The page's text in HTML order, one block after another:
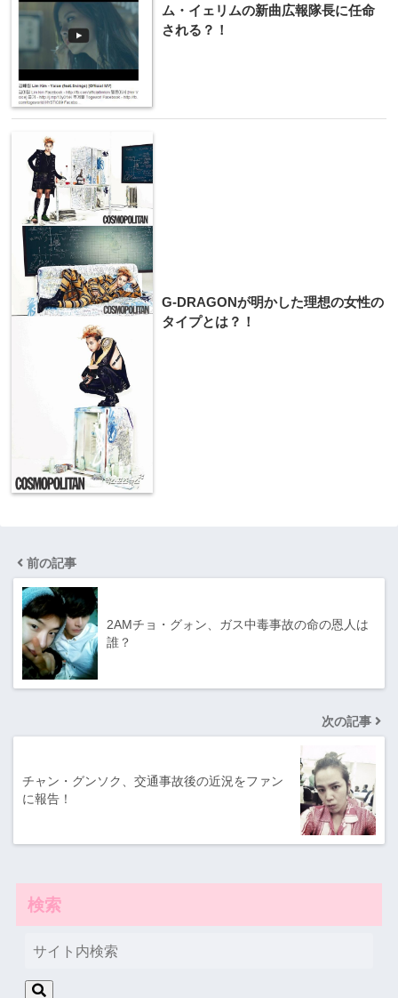
ム・イェリムの新曲広報隊長に任命
される？！
G-DRAGONが明かした理想の女性の
タイプとは？！
前の記事
2AMチョ・グォン、ガス中毒事故の命の恩人は
誰？
次の記事
チャン・グンソク、交通事故後の近況をファン
に報告！
検索